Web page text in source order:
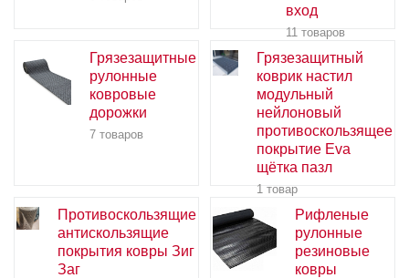
вход
11 товаров
Грязезащитные
рулонные
ковровые
дорожки
7 товаров
Грязезащитный
коврик настил
модульный
нейлоновый
противоскользящее
покрытие Eva
щётка пазл
1 товар
Противоскользящие
антискользящие
покрытия ковры Зиг
Заг
Рифленые
рулонные
резиновые
ковры
Самоклеящиеся ленты для маркировки
Промышленные осушители воздуха
Информационные таблички
Тактильные напольные плитки
Секции сидений для залов ожидания
Пешеходные ограждения
Контейнеры для мусора ТБО ТКО
Блок кассета с вытяжной лентой
Дорожные разметки
Лежачие полицейские, колесоотбойники, пандусы,
Смарт замки
Полноростовые турникеты
Блоки питания для СКУД
Вызывные панели
Комплекты для дистанционного управления
Страховочные привязи